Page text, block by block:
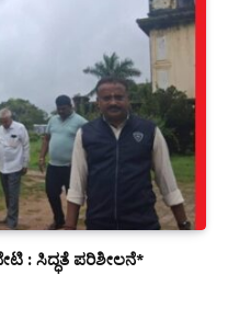
: ಸಿದ್ಧತೆ ಪರಿಶೀಲನೆ*